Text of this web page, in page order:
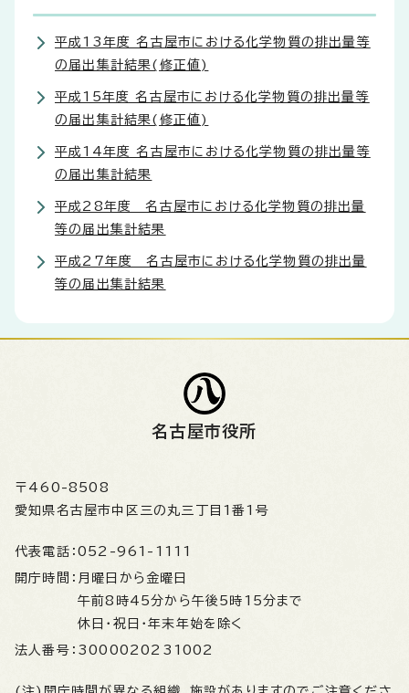
平成13年度 名古屋市における化学物質の排出量等
の届出集計結果(修正値)
平成15年度 名古屋市における化学物質の排出量等
の届出集計結果(修正値)
平成14年度 名古屋市における化学物質の排出量等
の届出集計結果
平成28年度 名古屋市における化学物質の排出量
等の届出集計結果
平成27年度 名古屋市における化学物質の排出量
等の届出集計結果
名古屋市役所
〒460-8508
愛知県名古屋市中区三の丸三丁目1番1号
代表電話： 052-961-1111
開庁時間： 月曜日から金曜日
午前8時45分から午後5時15分まで
休日・祝日・年末年始を除く
法人番号： 3000020231002